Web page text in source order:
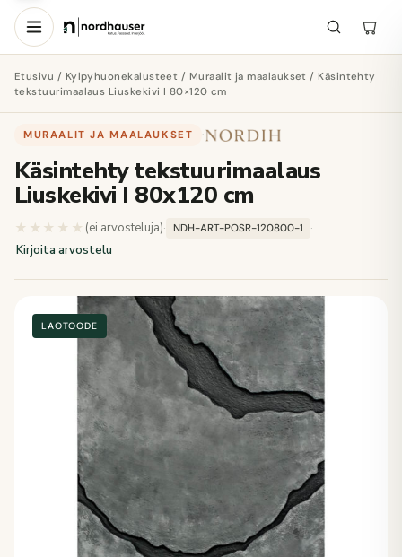
Etusivu / Kylpyhuonekalusteet / Muraalit ja maalaukset / Käsintehty
tekstuurimaalaus Liuskekivi I 80×120 cm
MURAALIT JA MAALAUKSET ·
Käsintehty tekstuurimaalaus
Liuskekivi I 80x120 cm
★★★★★ ★★★★★
(ei arvosteluja)· NDH-ART-POSR-120800-1
·
Kirjoita arvostelu
LAOTOODE